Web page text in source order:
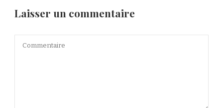
Laisser un commentaire